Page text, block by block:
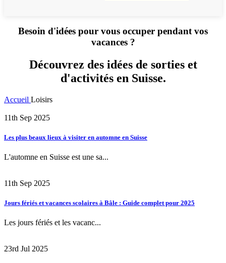
Besoin d'idées pour vous occuper pendant vos
vacances ?
Découvrez des idées de sorties et
d'activités en Suisse.
Accueil Loisirs
11th Sep 2025
Les plus beaux lieux à visiter en automne en Suisse
L'automne en Suisse est une sa...
11th Sep 2025
Jours fériés et vacances scolaires à Bâle : Guide complet pour 2025
Les jours fériés et les vacanc...
23rd Jul 2025